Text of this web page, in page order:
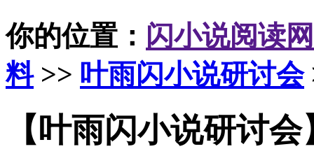
你的位置： 闪小说阅读网
料>> 叶雨闪小说研讨会
【叶雨闪小说研讨